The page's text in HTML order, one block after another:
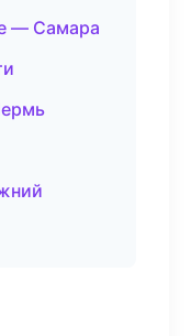
— Самара